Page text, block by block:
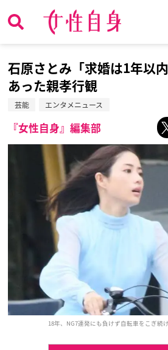
石原さとみ「求婚は1年以
あった親孝行観
芸能 エンタメニュース
『女性自身』編集部
18年、NG7連発にも負けず自転車をこぎ続